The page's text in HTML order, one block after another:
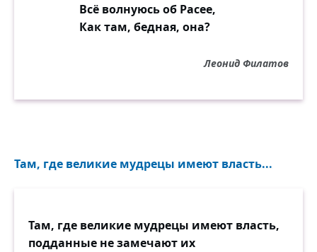
Всё волнуюсь об Расее,
Как там, бедная, она?
Леонид Филатов
Там, где великие мудрецы имеют власть...
Там, где великие мудрецы имеют власть,
подданные не замечают их